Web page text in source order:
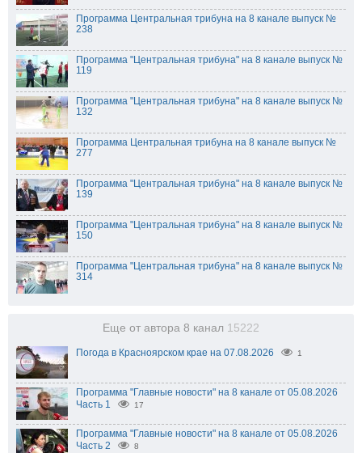
Программа Центральная трибуна на 8 канале выпуск №
238
Программа "Центральная трибуна" на 8 канале выпуск №
119
Программа "Центральная трибуна" на 8 канале выпуск №
132
Программа Центральная трибуна на 8 канале выпуск №
277
Программа "Центральная трибуна" на 8 канале выпуск №
139
Программа "Центральная трибуна" на 8 канале выпуск №
150
Программа "Центральная трибуна" на 8 канале выпуск №
314
Еще от автора 8 канал 15222
Погода в Красноярском крае на 07.08.2026 1
Программа "Главные новости" на 8 канале от 05.08.2026
Часть 1
17
Программа "Главные новости" на 8 канале от 05.08.2026
Часть 2
8